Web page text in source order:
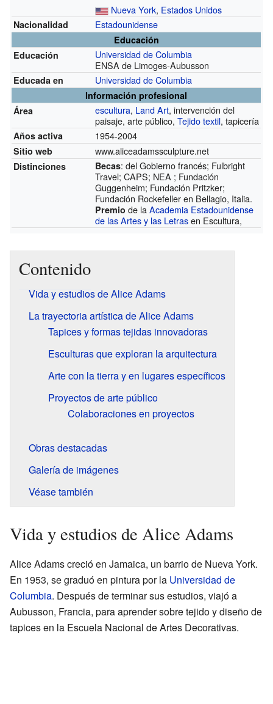
Nueva York, Estados Unidos
Nacionalidad Estadounidense
Educación
Educación
Universidad de Columbia
ENSA de Limoges-Aubusson
Educada en Universidad de Columbia
Información profesional
Área
escultura, Land Art, intervención del
paisaje, arte público,Tejido textil, tapicería
Años activa 1954-2004
Sitio web www.aliceadamssculpture.net
Distinciones Becas: del Gobierno francés; Fulbright
Travel; CAPS; NEA ; Fundación
Guggenheim; Fundación Pritzker;
Fundación Rockefeller en Bellagio, Italia.
Premio de laAcademia Estadounidense
de las Artes y las Letrasen Escultura,
Contenido
Vida y estudios de Alice Adams
La trayectoria artística de Alice Adams
Tapices y formas tejidas innovadoras
Esculturas que exploran la arquitectura
Arte con la tierra y en lugares específicos
Proyectos de arte público
Colaboraciones en proyectos
Obras destacadas
Galería de imágenes
Véase también
Vida y estudios de Alice Adams
Alice Adams creció en Jamaica, un barrio de Nueva York.
En 1953, se graduó en pintura por la Universidad de
Columbia. Después de terminar sus estudios, viajó a
Aubusson, Francia, para aprender sobre tejido y diseño de
tapices en la Escuela Nacional de Artes Decorativas.